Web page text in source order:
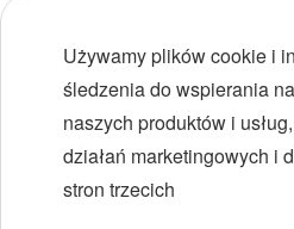
Różnorodność i
Używamy plików cookie i
śledzenia do wspierania
naszych produktów i
działań marketingowych i
stron trzecich